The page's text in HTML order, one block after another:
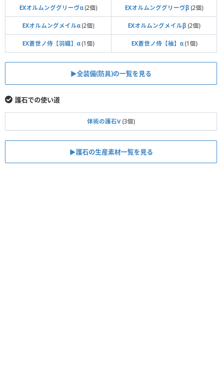
EXオルムンググリーヴα(2個) EXオルムンググリーヴβ (2個)
EXオルムングメイルα(2個) EXオルムングメイルβ (2個)
EX蒼世ノ侍【羽織】α(1個) EX蒼世ノ侍【袖】α(1個)
▶全装備(防具)の一覧を見る
護石での使い道
体術の護石Ⅴ (3個)
▶護石の生産素材一覧を見る